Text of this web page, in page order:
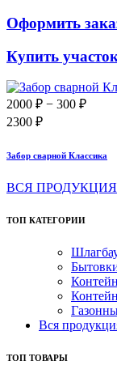
Оформить
Купить
2000 ₽ − 300 ₽
2300 ₽
Забор сварной Классика
ВСЯ ПРОДУКЦИЯ
ТОП КАТЕГОРИИ
Вся
ТОП ТОВАРЫ